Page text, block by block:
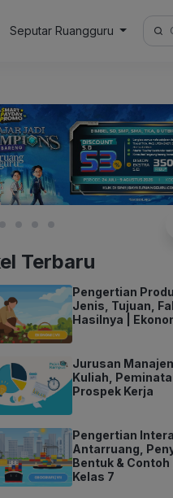
Seputar Ruangguru
for:
Terbaru
Pengertian
Jenis, Tujuan,
Hasilnya |
Jurusan
Kuliah,
Prospek Kerja
Pengertian
Antarruang,
Bentuk &
Kelas 7